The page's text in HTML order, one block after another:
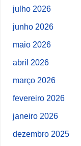
julho 2026
junho 2026
maio 2026
abril 2026
março 2026
fevereiro 2026
janeiro 2026
dezembro 2025